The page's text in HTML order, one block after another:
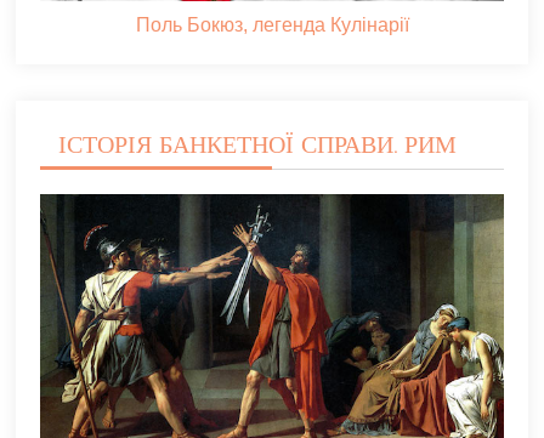
Поль Бокюз, легенда Кулінарії
ІСТОРІЯ БАНКЕТНОЇ СПРАВИ. РИМ